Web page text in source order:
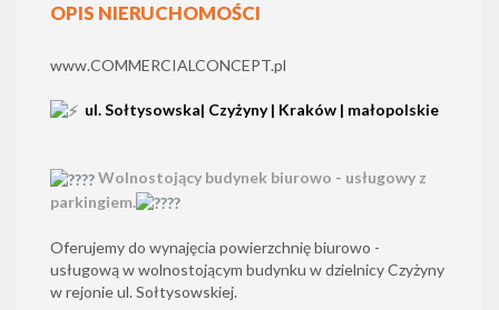
OPIS NIERUCHOMOŚCI
www.COMMERCIALCONCEPT.pl
ul. Sołtysowska| Czyżyny | Kraków | małopolskie
Wolnostojący budynek biurowo - usługowy z
parkingiem.
Oferujemy do wynajęcia powierzchnię biurowo -
usługową w wolnostojącym budynku w dzielnicy Czyżyny
w rejonie ul. Sołtysowskiej.